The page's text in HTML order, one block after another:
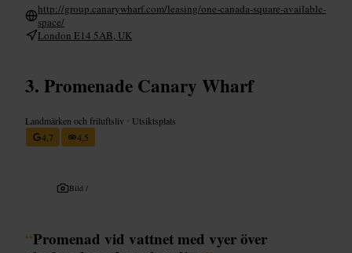
http://group.canarywharf.com/leasing/one-canada-square-available-
space/
London E14 5AB, UK
Promenade Canary Wharf
Landmärken och friluftsliv • Utsiktsplats
4,7
4,5
Bild /
“Promenad vid vattnet med vyer över